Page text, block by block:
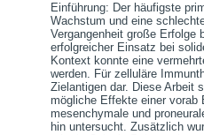
Einführung: Der häufigste
Wachstum und eine
Vergangenheit große Erfolge
erfolgreicher Einsatz bei
Kontext konnte eine
werden. Für zelluläre
Zielantigen dar. Diese Arbeit
mögliche Effekte einer vorab
mesenchymale und
hin untersucht. Zusätzlich